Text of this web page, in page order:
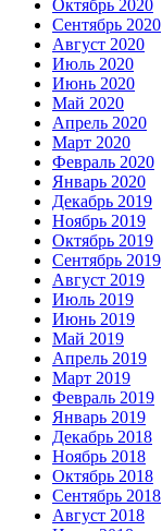
Октябрь 2020
Сентябрь 2020
Август 2020
Июль 2020
Июнь 2020
Май 2020
Апрель 2020
Март 2020
Февраль 2020
Январь 2020
Декабрь 2019
Ноябрь 2019
Октябрь 2019
Сентябрь 2019
Август 2019
Июль 2019
Июнь 2019
Май 2019
Апрель 2019
Март 2019
Февраль 2019
Январь 2019
Декабрь 2018
Ноябрь 2018
Октябрь 2018
Сентябрь 2018
Август 2018